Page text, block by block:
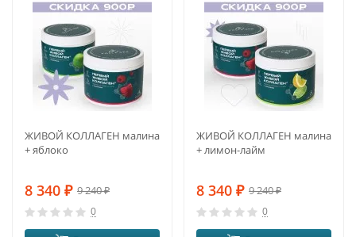
ЖИВОЙ КОЛЛАГЕН малина
+ яблоко
8 340 ₽ 9 240₽
0
ЖИВОЙ КОЛЛАГЕН малина
+ лимон-лайм
8 340 ₽ 9 240₽
0